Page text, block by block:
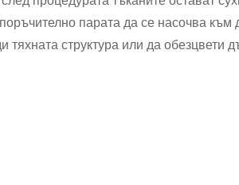
парата да се насочва към
структура или да обезцвети